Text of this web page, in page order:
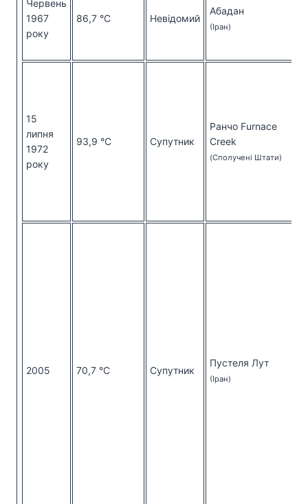
Червень
1967
року
86,7 °C Невідомий
Абадан
(Іран)
15
липня
1972
року
93,9 °C Супутник
Ранчо Furnace
Creek
(Сполучені Штати)
2005 70,7 °C Супутник
Пустеля Лут
(Іран)